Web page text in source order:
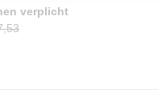
verplicht